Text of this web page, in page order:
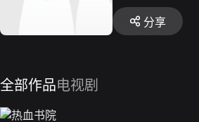
分享
全部作品电视剧